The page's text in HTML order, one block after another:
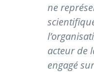
ne
acteur de
engagé